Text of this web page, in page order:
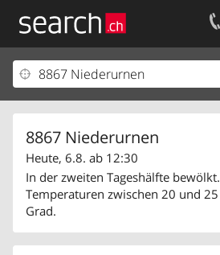
8867 Niederurnen
Heute, 6.8. ab 12:30
In der zweiten Tageshälfte bewölkt.
Temperaturen zwischen 20 und 25
Grad.
Ihr Eintrag
Kundencenter Geschäftskunden